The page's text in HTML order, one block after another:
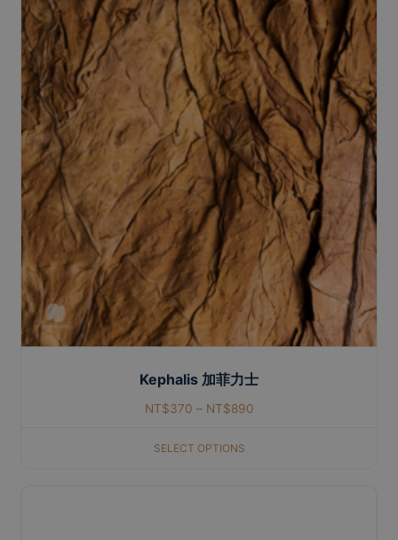
Kephalis 加菲力士
NT$370 – NT$890
SELECT OPTIONS